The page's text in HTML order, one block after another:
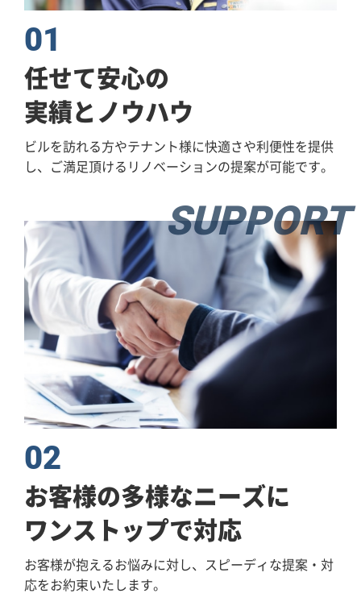
01
任せて安心の
実績とノウハウ
ビルを訪れる方やテナント様に快適さや利便性を提供
し、
ご満足頂けるリノベーションの提案が可能です。
SUPPORT
02
お客様の多様なニーズに
ワンストップで対応
お客様が抱えるお悩みに対し、スピーディな提案・対
応をお約束いたします。